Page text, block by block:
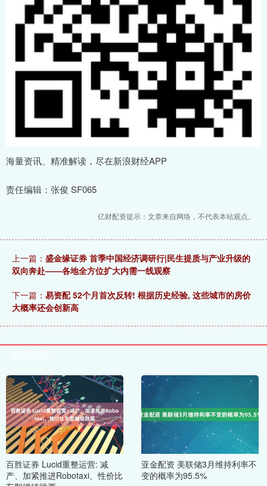
海量资讯、精准解读，尽在新浪财经APP
责任编辑：张俊 SF065
亿财配资提示：文章来自网络，不代表本站观点。
上一篇： 盛金缘证券 首季中国经济调研行|民生提质与产业升级的
双向奔赴——各地全方位扩大内需一线观察
下一篇： 易资配 52个月首次反转! 根据历史经验, 这些城市的房价
大概率还会创新高
百胜证券 Lucid重整运营: 减
产、加紧推进Robotaxi、性价比
亚金配资 美联储3月维持利率不
变的概率为95.5%